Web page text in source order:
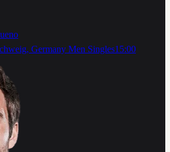
Germany Men Singles15:00